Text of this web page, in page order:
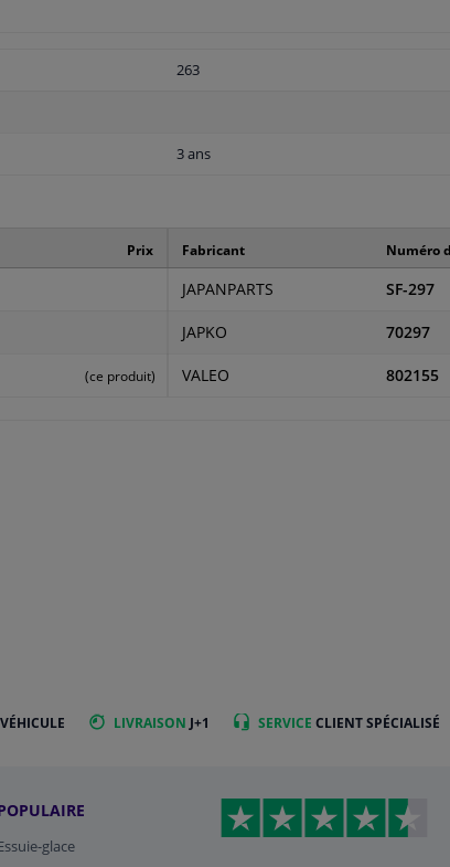
263
3 ans
Prix
(ce produit)
Fabricant Numéro
JAPANPARTS SF-297
JAPKO 70297
VALEO 802155
LIVRAISON J+1 SERVICE CLIENT SPÉCIALISÉ
glace